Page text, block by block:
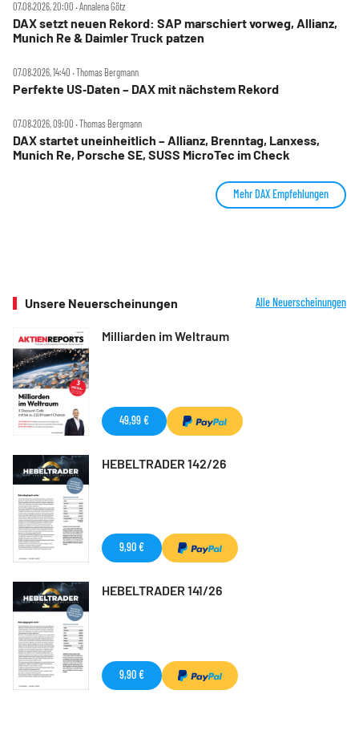
07.08.2026, 20:00 ‧ Annalena Götz
DAX setzt neuen Rekord: SAP marschiert vorweg, Allianz,
Munich Re & Daimler Truck patzen
07.08.2026, 14:40 ‧ Thomas Bergmann
Perfekte US‑Daten – DAX mit nächstem Rekord
07.08.2026, 09:00 ‧ Thomas Bergmann
DAX startet uneinheitlich – Allianz, Brenntag, Lanxess,
Munich Re, Porsche SE, SUSS MicroTec im Check
Mehr DAX Empfehlungen
Unsere Neuerscheinungen Alle Neuerscheinungen
Milliarden im Weltraum
49,99 €
HEBELTRADER 142/26
9,90 €
HEBELTRADER 141/26
9,90 €